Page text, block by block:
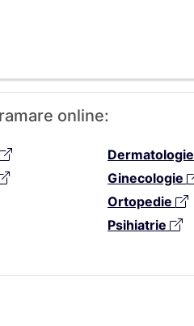
online:
Dermatologie
Ginecologie
Ortopedie
Psihiatrie